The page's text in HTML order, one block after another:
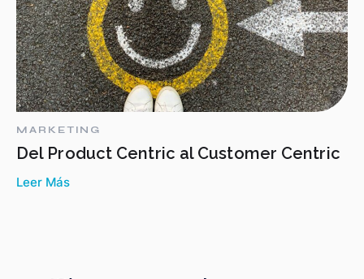
MARKETING
Del Product Centric al Customer Centric
Leer Más